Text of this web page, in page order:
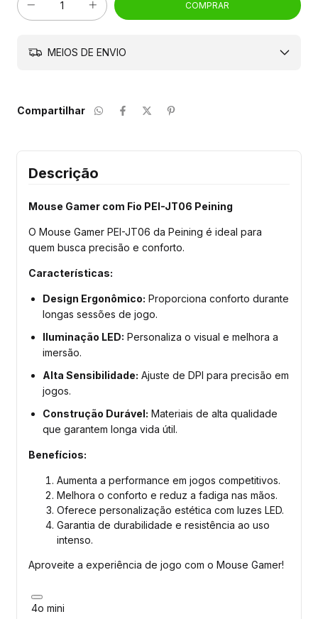
MEIOS DE ENVIO
Compartilhar
Descrição
Mouse Gamer com Fio PEI-JT06 Peining
O Mouse Gamer PEI-JT06 da Peining é ideal para
quem busca precisão e conforto.
Características:
Design Ergonômico: Proporciona conforto durante
longas sessões de jogo.
Iluminação LED: Personaliza o visual e melhora a
imersão.
Alta Sensibilidade: Ajuste de DPI para precisão em
jogos.
Construção Durável: Materiais de alta qualidade
que garantem longa vida útil.
Benefícios:
Aumenta a performance em jogos competitivos.
Melhora o conforto e reduz a fadiga nas mãos.
Oferece personalização estética com luzes LED.
Garantia de durabilidade e resistência ao uso
intenso.
Aproveite a experiência de jogo com o Mouse Gamer!
4o mini